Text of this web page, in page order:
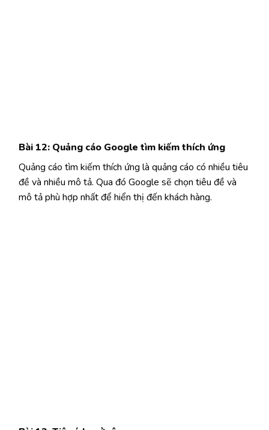
Bài 12: Quảng cáo Google tìm kiếm thích ứng
Quảng cáo tìm kiếm thích ứng là quảng cáo có nhiều tiêu
đề và nhiều mô tả. Qua đó Google sẽ chọn tiêu đề và
mô tả phù hợp nhất để hiển thị đến khách hàng.